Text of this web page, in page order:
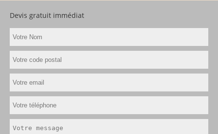
Devis gratuit immédiat